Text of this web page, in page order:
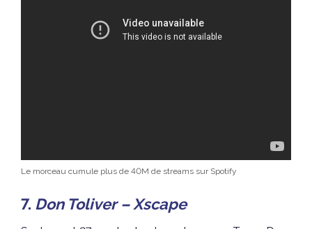
Le morceau cumule plus de 40M de streams sur Spotify
7. Don Toliver – Xscape